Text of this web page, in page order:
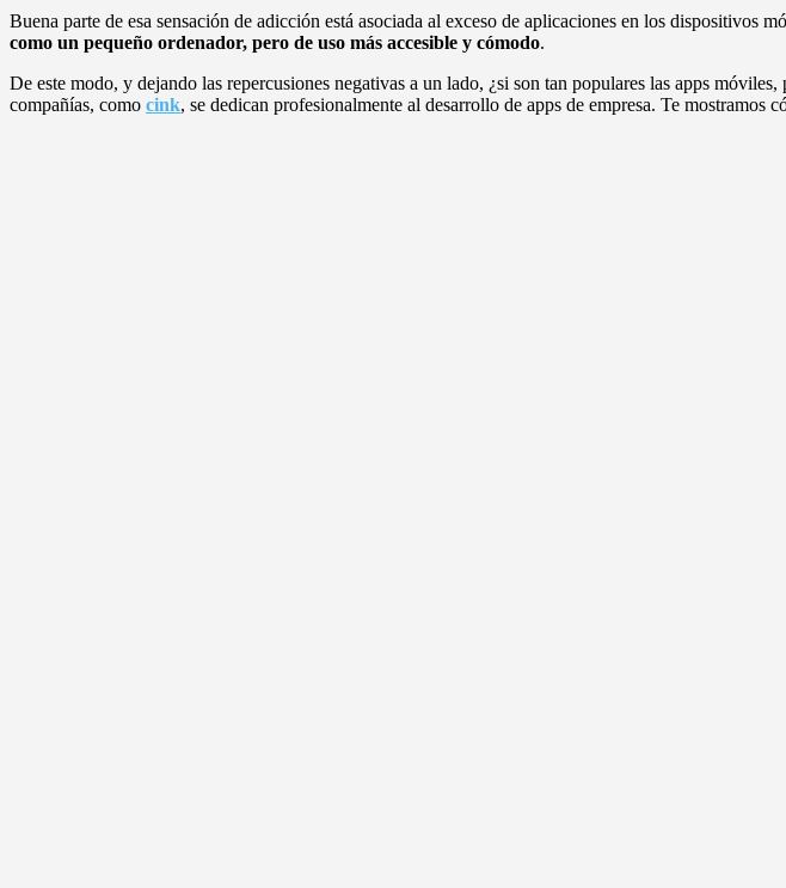
Buena parte de esa sensación de adicción está asociada al exceso de aplicaciones en los
como un pequeño ordenador, pero de uso más accesible y cómodo.
De este modo, y dejando las repercusiones negativas a un lado, ¿si son tan populares las apps
compañías, como cink, se dedican profesionalmente al desarrollo de apps de empresa. Te mostramos